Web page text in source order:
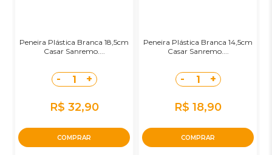
Peneira Plástica Branca 18,5cm
Casar Sanremo....
- 1 +
R$ 32,90
COMPRAR
Peneira Plástica Branca 14,5cm
Casar Sanremo....
- 1 +
R$ 18,90
COMPRAR